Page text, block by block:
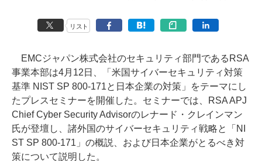
リスト
EMCジャパン株式会社のセキュリティ部門であるRSA
事業本部は4月12日、「米国サイバーセキュリティ対策
基準 NIST SP 800-171と日本企業の対策」をテーマにし
たプレスセミナーを開催した。セミナーでは、RSA APJ
Chief Cyber Security Advisorのレナード・クレインマン
氏が登壇し、諸外国のサイバーセキュリティ戦略と「NI
ST SP 800-171」の概説、および日本企業がとるべき対
策について説明した。